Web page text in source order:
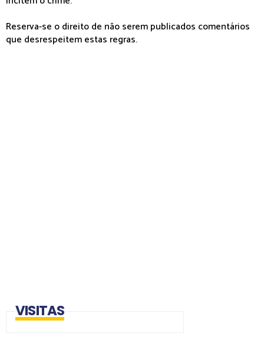
Reserva-se o direito de não serem publicados comentários
que desrespeitem estas regras.
VISITAS